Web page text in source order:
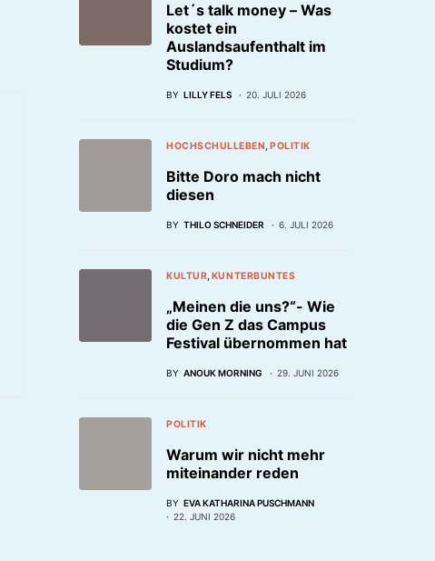
Let´s talk money – Was
kostet ein
Auslandsaufenthalt im
Studium?
BY LILLY FELS 20. JULI 2026
HOCHSCHULLEBEN POLITIK
Bitte Doro mach nicht
diesen
BY THILO SCHNEIDER 6. JULI 2026
KULTUR KUNTERBUNTES
„Meinen die uns?“- Wie
die Gen Z das Campus
Festival übernommen hat
BY ANOUK MORNING 29. JUNI 2026
POLITIK
Warum wir nicht mehr
miteinander reden
BY EVA KATHARINA PUSCHMANN
22. JUNI 2026